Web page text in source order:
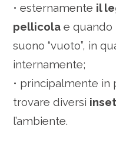
• esternamente il
pellicola e quando
suono “vuoto”, in
internamente;
• principalmente in
trovare diversi
l’ambiente.